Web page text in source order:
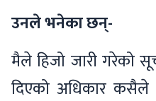
उनले भनेका छन्-
मैले हिजो जारी गरेको
दिएको अधिकार